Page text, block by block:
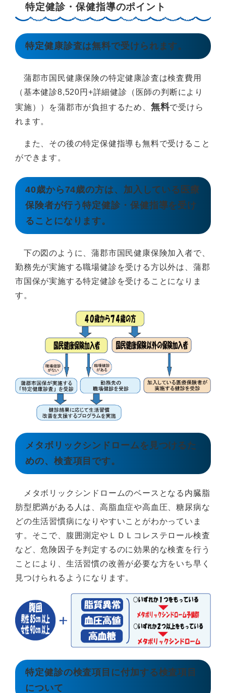
特定健診・保健指導のポイント
特定健康診査は無料で受けられます。
蒲郡市国民健康保険の特定健康診査は検査費用
（基本健診8,520円+詳細健診（医師の判断により
実施））を蒲郡市が負担するため、 無料で受けら
れます。
また、その後の特定保健指導も無料で受けること
ができます。
40歳から74歳の方は、加入している医療
保険者が行う特定健診・保健指導を受け
ることになります。
下の図のように、蒲郡市国民健康保険加入者で、
勤務先が実施する職場健診を受ける方以外は、蒲郡
市国保が実施する特定健診を受けることになりま
す。
メタボリックシンドロームを見つけるた
めの、検査項目です。
メタボリックシンドロームのベースとなる内臓脂
肪型肥満がある人は、高脂血症や高血圧、糖尿病な
どの生活習慣病になりやすいことがわかっていま
す。そこで、腹囲測定やＬＤＬコレステロール検査
など、危険因子を判定するのに効果的な検査を行う
ことにより、生活習慣の改善が必要な方をいち早く
見つけられるようになります。
特定健診の検査項目に付加する検査項目
について